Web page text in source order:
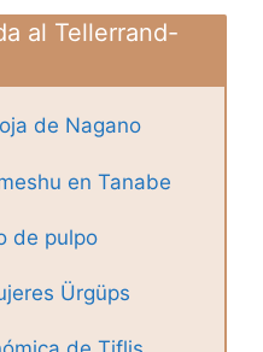
al Tellerrand-
de Nagano
en Tanabe
de pulpo
Ürgüps